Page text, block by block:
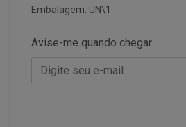
Embalagem: UN\1
Avise-me quando chegar